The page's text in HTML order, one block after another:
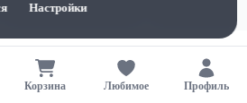
Корзина Любимое Профиль
Настройки